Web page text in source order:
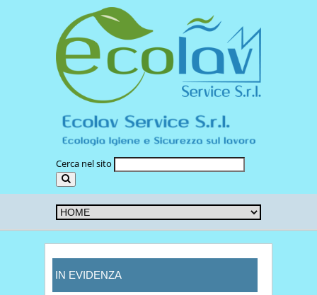
Cerca nel sito
IN EVIDENZA